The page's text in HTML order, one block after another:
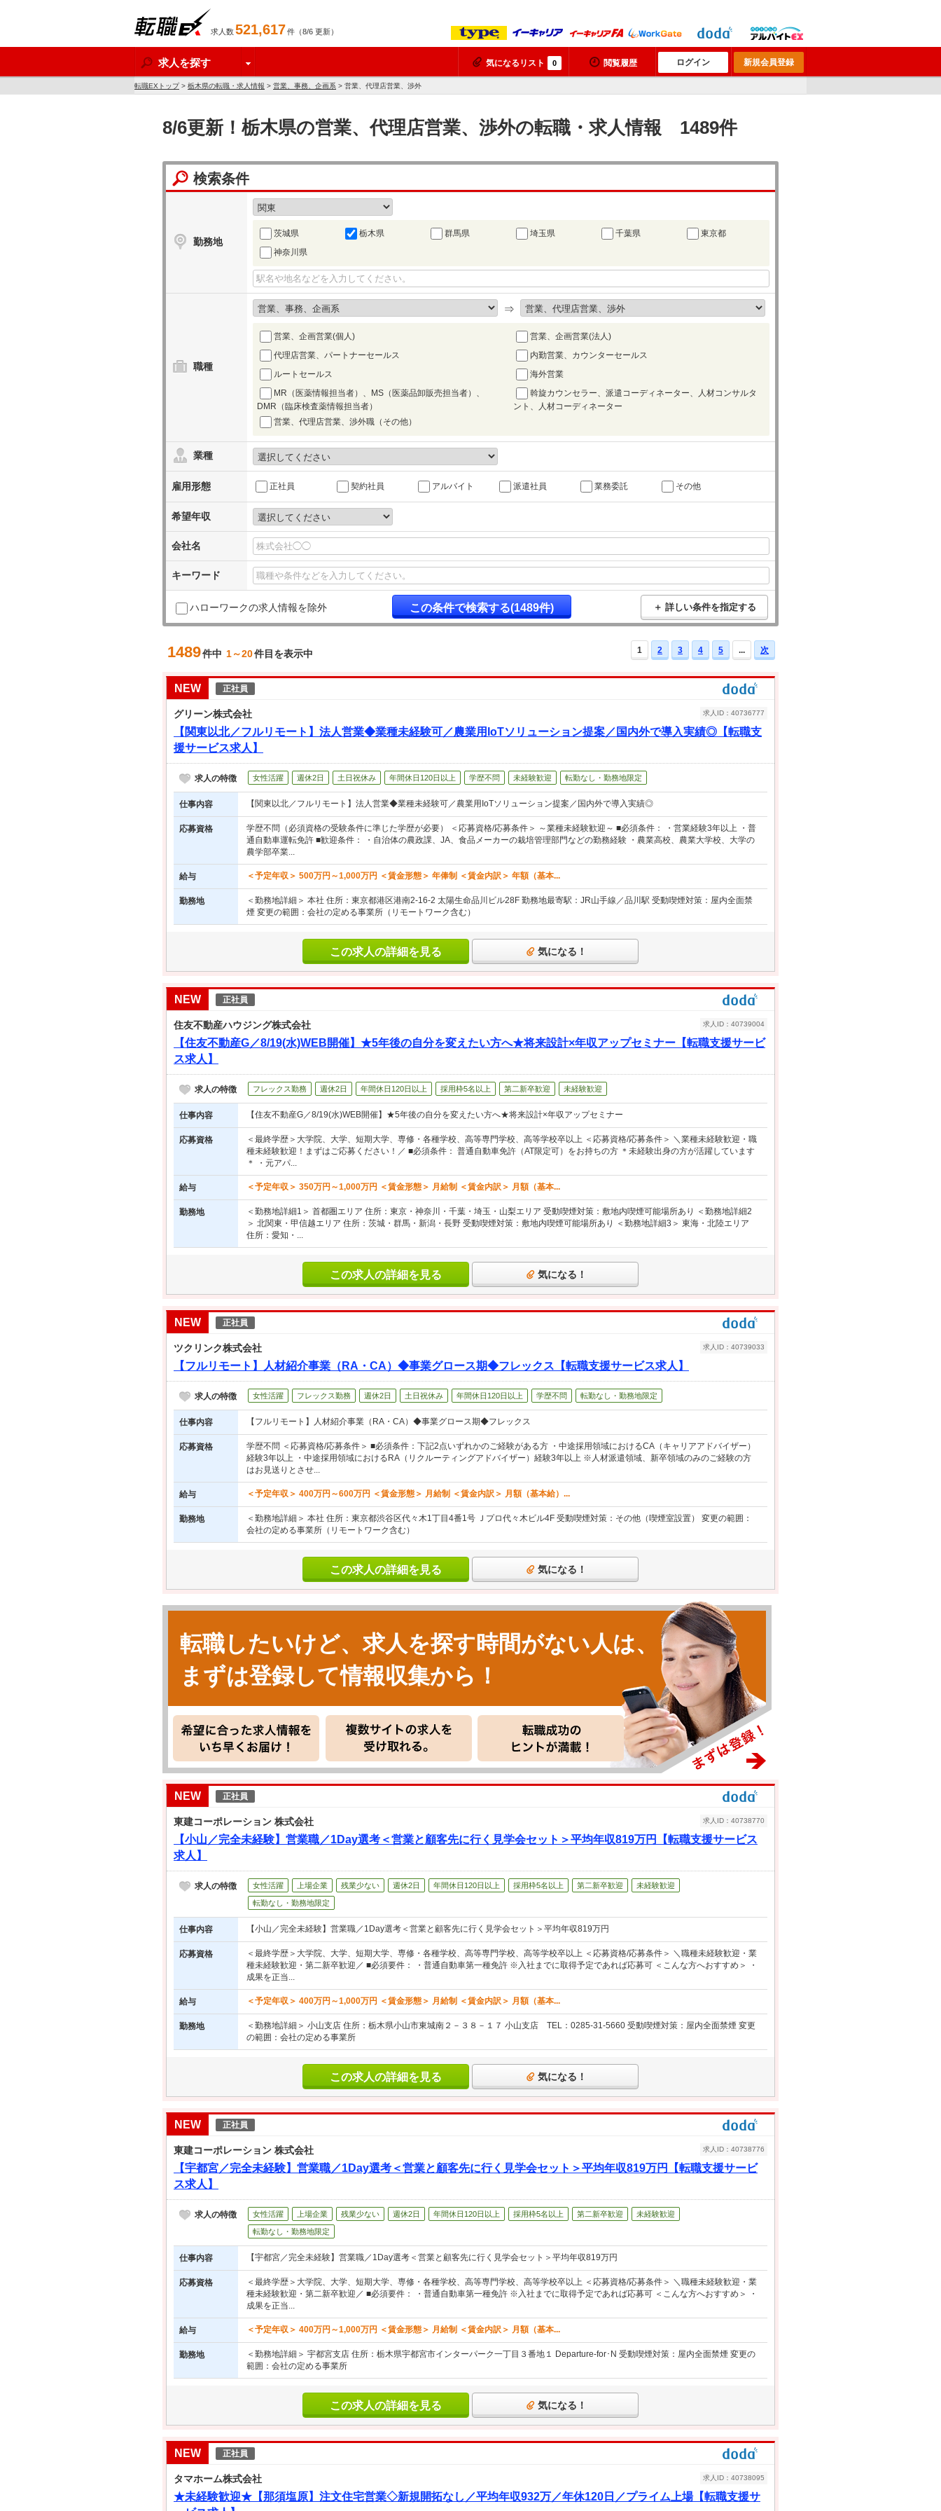
求人数521,617件（8/6 更新）
求人を探す 気になるリスト 0 閲覧履歴 ログイン 新規会員登録
転職EXトップ> 栃木県の転職・求人情報 > 営業、事務、企画系 > 営業、代理店営業、渉外
8/6更新！栃木県の営業、代理店営業、渉外の転職・求人情報 1489件
検索条件
勤務地
茨城県 栃木県 群馬県 埼玉県 千葉県
東京都
神奈川県
職種
⇒
営業、企画営業(個人)
営業、企画営業(法人)
代理店営業、パートナーセールス
内勤営業、カウンターセールス
ルートセールス
海外営業
MR（医薬情報担当者）、MS（医薬品卸販売担当者）、
DMR（臨床検査薬情報担当者）
斡旋カウンセラー、派遣コーディネーター、人材コンサルタ
ント、人材コーディネーター
営業、代理店営業、渉外職（その他）
業種
雇用形態 正社員 契約社員 アルバイト 派遣社員 業務委託 その他
希望年収
会社名
キーワード
ハローワークの求人情報を除外 ＋ 詳しい条件を指定する
1489件中 1～20件目を表示中 1 2 3 4 5 ... 次
NEW 正社員
グリーン株式会社
【関東以北／フルリモート】法人営業◆業種未経験可／農業用IoTソリューション提案／国内外で導入実績◎【転職支
援サービス求人】
求人ID：40736777
求人の特徴 女性活躍 週休2日 土日祝休み 年間休日120日以上 学歴不問 未経験歓迎 転勤なし・勤務地限定
仕事内容 【関東以北／フルリモート】法人営業◆業種未経験可／農業用IoTソリューション提案／国内外で導入実績◎
応募資格
学歴不問（必須資格の受験条件に準じた学歴が必要） ＜応募資格/応募条件＞ ～業種未経験歓迎～ ■必須条件： ・営業経験3年以上 ・普
通自動車運転免許 ■歓迎条件： ・自治体の農政課、JA、食品メーカーの栽培管理部門などの勤務経験 ・農業高校、農業大学校、大学の
農学部卒業...
給与 ＜予定年収＞ 500万円～1,000万円 ＜賃金形態＞ 年俸制 ＜賃金内訳＞ 年額（基本...
勤務地
＜勤務地詳細＞ 本社 住所：東京都港区港南2-16-2 太陽生命品川ビル28F 勤務地最寄駅：JR山手線／品川駅 受動喫煙対策：屋内全面禁
煙 変更の範囲：会社の定める事業所（リモートワーク含む）
この求人の詳細を見る 気になる！
NEW 正社員
住友不動産ハウジング株式会社
【住友不動産G／8/19(水)WEB開催】★5年後の自分を変えたい方へ★将来設計×年収アップセミナー【転職支援サービ
ス求人】
求人ID：40739004
求人の特徴 フレックス勤務 週休2日 年間休日120日以上 採用枠5名以上 第二新卒歓迎 未経験歓迎
仕事内容 【住友不動産G／8/19(水)WEB開催】★5年後の自分を変えたい方へ★将来設計×年収アップセミナー
応募資格
＜最終学歴＞大学院、大学、短期大学、専修・各種学校、高等専門学校、高等学校卒以上 ＜応募資格/応募条件＞ ＼業種未経験歓迎・職
種未経験歓迎！まずはご応募ください！／ ■必須条件： 普通自動車免許（AT限定可）をお持ちの方 ＊未経験出身の方が活躍しています
＊ ・元アパ...
給与 ＜予定年収＞ 350万円～1,000万円 ＜賃金形態＞ 月給制 ＜賃金内訳＞ 月額（基本...
勤務地
＜勤務地詳細1＞ 首都圏エリア 住所：東京・神奈川・千葉・埼玉・山梨エリア 受動喫煙対策：敷地内喫煙可能場所あり ＜勤務地詳細2
＞ 北関東・甲信越エリア 住所：茨城・群馬・新潟・長野 受動喫煙対策：敷地内喫煙可能場所あり ＜勤務地詳細3＞ 東海・北陸エリア
住所：愛知・...
この求人の詳細を見る 気になる！
NEW 正社員
ツクリンク株式会社
【フルリモート】人材紹介事業（RA・CA）◆事業グロース期◆フレックス【転職支援サービス求人】
求人ID：40739033
求人の特徴 女性活躍 フレックス勤務 週休2日 土日祝休み 年間休日120日以上 学歴不問 転勤なし・勤務地限定
仕事内容 【フルリモート】人材紹介事業（RA・CA）◆事業グロース期◆フレックス
応募資格
学歴不問 ＜応募資格/応募条件＞ ■必須条件：下記2点いずれかのご経験がある方 ・中途採用領域におけるCA（キャリアアドバイザー）
経験3年以上 ・中途採用領域におけるRA（リクルーティングアドバイザー）経験3年以上 ※人材派遣領域、新卒領域のみのご経験の方
はお見送りとさせ...
給与 ＜予定年収＞ 400万円～600万円 ＜賃金形態＞ 月給制 ＜賃金内訳＞ 月額（基本給）...
勤務地
＜勤務地詳細＞ 本社 住所：東京都渋谷区代々木1丁目4番1号 Ｊプロ代々木ビル4F 受動喫煙対策：その他（喫煙室設置） 変更の範囲：
会社の定める事業所（リモートワーク含む）
この求人の詳細を見る 気になる！
転職したいけど、求人を探す時間がない人は、
まずは登録して情報収集から！
NEW 正社員
東建コーポレーション 株式会社
【小山／完全未経験】営業職／1Day選考＜営業と顧客先に行く見学会セット＞平均年収819万円【転職支援サービス
求人】
求人ID：40738770
求人の特徴 女性活躍 上場企業 残業少ない 週休2日 年間休日120日以上 採用枠5名以上 第二新卒歓迎 未経験歓迎
転勤なし・勤務地限定
仕事内容 【小山／完全未経験】営業職／1Day選考＜営業と顧客先に行く見学会セット＞平均年収819万円
応募資格
＜最終学歴＞大学院、大学、短期大学、専修・各種学校、高等専門学校、高等学校卒以上 ＜応募資格/応募条件＞ ＼職種未経験歓迎・業
種未経験歓迎・第二新卒歓迎／ ■必須要件： ・普通自動車第一種免許 ※入社までに取得予定であれば応募可 ＜こんな方へおすすめ＞ ・
成果を正当...
給与 ＜予定年収＞ 400万円～1,000万円 ＜賃金形態＞ 月給制 ＜賃金内訳＞ 月額（基本...
勤務地
＜勤務地詳細＞ 小山支店 住所：栃木県小山市東城南２－３８－１７ 小山支店 TEL：0285-31-5660 受動喫煙対策：屋内全面禁煙 変更
の範囲：会社の定める事業所
この求人の詳細を見る 気になる！
NEW 正社員
東建コーポレーション 株式会社
【宇都宮／完全未経験】営業職／1Day選考＜営業と顧客先に行く見学会セット＞平均年収819万円【転職支援サービ
ス求人】
求人ID：40738776
求人の特徴 女性活躍 上場企業 残業少ない 週休2日 年間休日120日以上 採用枠5名以上 第二新卒歓迎 未経験歓迎
転勤なし・勤務地限定
仕事内容 【宇都宮／完全未経験】営業職／1Day選考＜営業と顧客先に行く見学会セット＞平均年収819万円
応募資格
＜最終学歴＞大学院、大学、短期大学、専修・各種学校、高等専門学校、高等学校卒以上 ＜応募資格/応募条件＞ ＼職種未経験歓迎・業
種未経験歓迎・第二新卒歓迎／ ■必須要件： ・普通自動車第一種免許 ※入社までに取得予定であれば応募可 ＜こんな方へおすすめ＞ ・
成果を正当...
給与 ＜予定年収＞ 400万円～1,000万円 ＜賃金形態＞ 月給制 ＜賃金内訳＞ 月額（基本...
勤務地
＜勤務地詳細＞ 宇都宮支店 住所：栃木県宇都宮市インターパーク一丁目３番地１ Departure-for･N 受動喫煙対策：屋内全面禁煙 変更の
範囲：会社の定める事業所
この求人の詳細を見る 気になる！
NEW 正社員
タマホーム株式会社
★未経験歓迎★【那須塩原】注文住宅営業◇新規開拓なし／平均年収932万／年休120日／プライム上場【転職支援サ
求人ID：40738095